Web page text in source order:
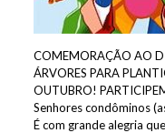
COMEMORAÇÃO AO
ÁRVORES PARA
OUTUBRO!
Senhores condôminos
É com grande alegria